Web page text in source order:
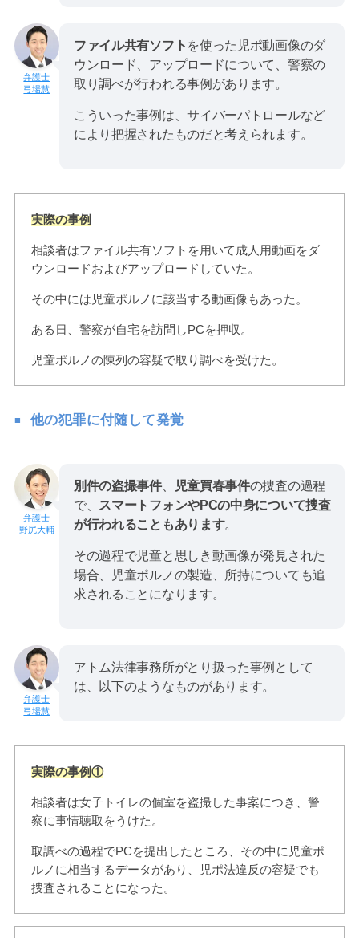
弓場慧
ファイル共有ソフト を使った児ポ動画像のダ
ウンロード、アップロードについて、警察の
取り調べが行われる事例があります。
こういった事例は、サイバーパトロールなど
により把握されたものだと考えられます。
実際の事例
相談者はファイル共有ソフトを用いて成人用動画をダ
ウンロードおよびアップロードしていた。
その中には児童ポルノに該当する動画像もあった。
ある日、警察が自宅を訪問しPCを押収。
児童ポルノの陳列の容疑で取り調べを受けた。
他の犯罪に付随して発覚
野尻大輔
別件の盗撮事件、 児童買春事件の捜査の過程
で、 スマートフォンやPCの中身について捜査
が行われることもあります。
その過程で児童と思しき動画像が発見された
場合、児童ポルノの製造、所持についても追
求されることになります。
弓場慧
アトム法律事務所がとり扱った事例として
は、以下のようなものがあります。
実際の事例①
相談者は女子トイレの個室を盗撮した事案につき、警
察に事情聴取をうけた。
取調べの過程でPCを提出したところ、その中に児童ポ
ルノに相当するデータがあり、児ポ法違反の容疑でも
捜査されることになった。